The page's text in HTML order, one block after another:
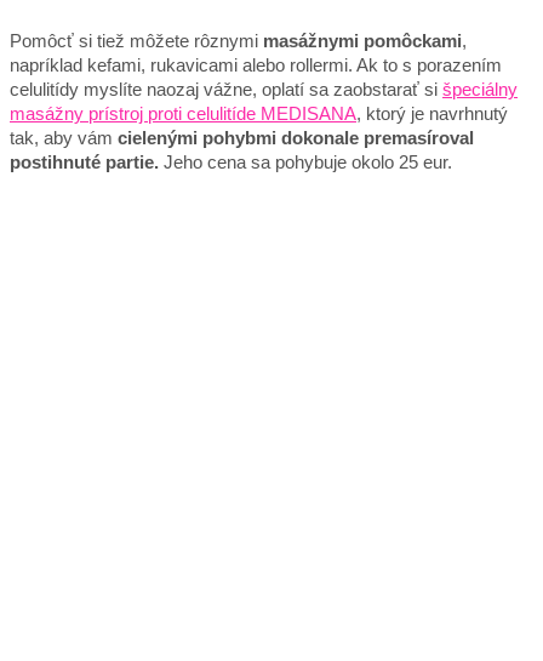
Pomôcť si tiež môžete rôznymi masážnymi pomôckami,
napríklad kefami, rukavicami alebo rollermi. Ak to s porazením
celulitídy myslíte naozaj vážne, oplatí sa zaobstarať si špeciálny
masážny prístroj proti celulitíde MEDISANA, ktorý je navrhnutý
tak, aby vám cielenými pohybmi dokonale premasíroval
postihnuté partie. Jeho cena sa pohybuje okolo 25 eur.